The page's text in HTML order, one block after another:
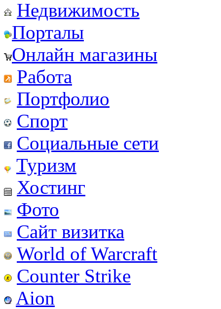
Недвижимость
Порталы
Онлайн магазины
Работа
Портфолио
Спорт
Социальные сети
Туризм
Хостинг
Фото
Сайт визитка
World of Warcraft
Counter Strike
Aion